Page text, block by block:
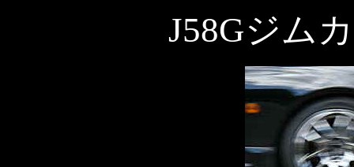
J58Gジム